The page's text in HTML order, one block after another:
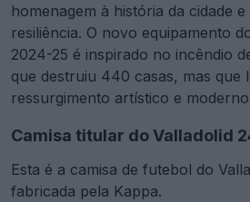
homenagem à história da cidade
resiliência. O novo equipamento
2024-25 é inspirado no incêndio
que destruiu 440 casas, mas que
ressurgimento artístico e
Camisa titular do Valladolid
Esta é a camisa de futebol do
fabricada pela Kappa.